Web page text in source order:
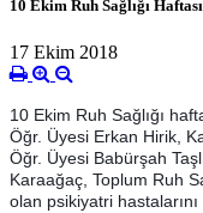
10 Ekim Ruh Sağlığı Haftası
17 Ekim 2018
10 Ekim Ruh Sağlığı
Öğr. Üyesi Erkan Hirik,
Öğr. Üyesi Babürşah
Karaağaç, Toplum Ruh
olan psikiyatri